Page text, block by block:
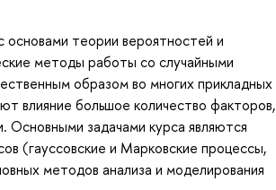
теории вероятностей и
методы работы со случайными
образом во многих прикладных
влияние большое количество факторов,
задачами курса являются
(гауссовские и Марковские процессы,
методов анализа и моделирования